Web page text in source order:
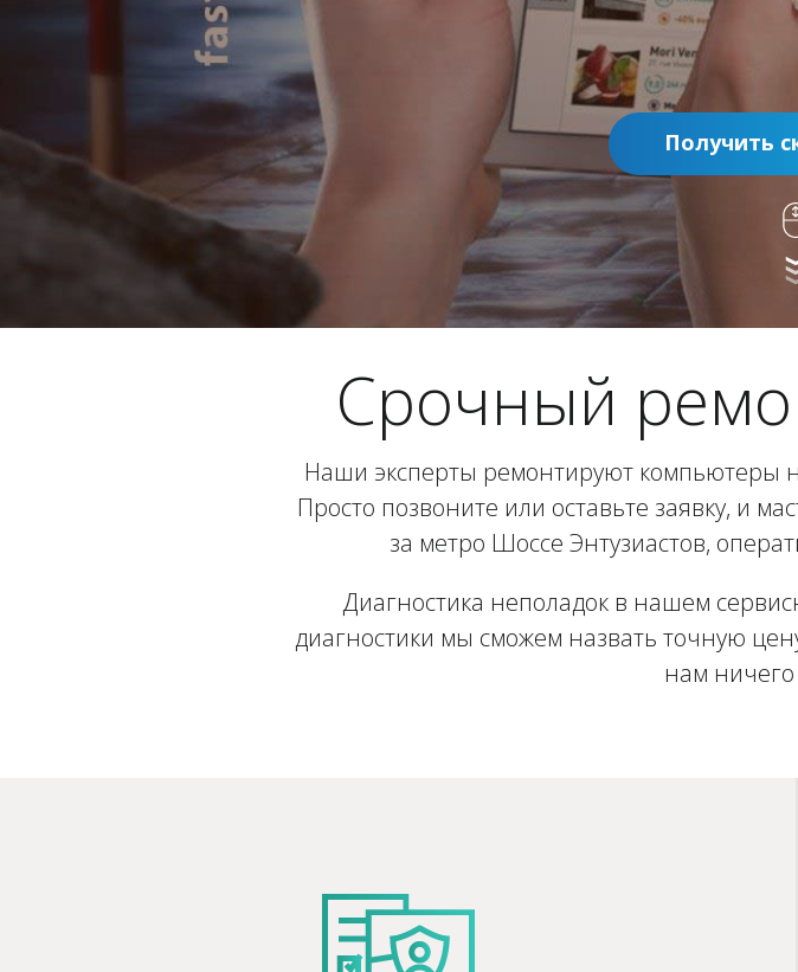
Получить
Срочный
Наши эксперты ремонтируют компьютеры
Просто позвоните или оставьте заявку, и
за метро Шоссе Энтузиастов,
Диагностика неполадок в нашем
диагностики мы сможем назвать точную
нам